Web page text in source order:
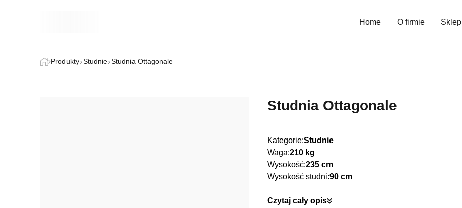
Home O firmie Sklep
Produkty Studnie Studnia Ottagonale
Studnia Ottagonale
Kategorie:Studnie
Waga:210 kg
Wysokość:235 cm
Wysokość studni:90 cm
Czytaj cały opis